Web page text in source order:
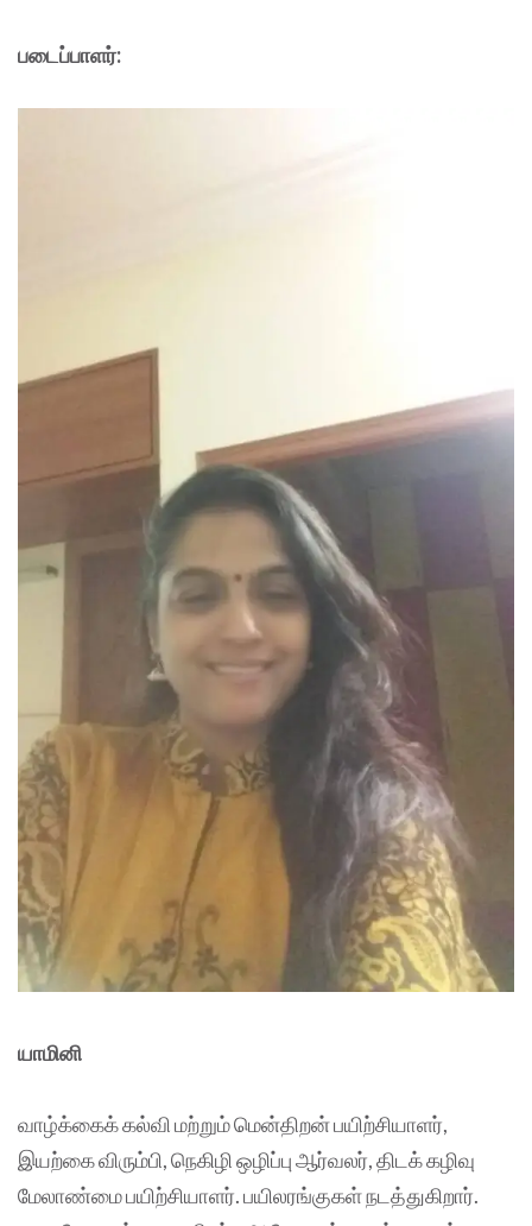
படைப்பாளர்:
யாமினி
வாழ்க்கைக் கல்வி மற்றும் மென்திறன் பயிற்சியாளர்,
இயற்கை விரும்பி, நெகிழி ஒழிப்பு ஆர்வலர், திடக் கழிவு
மேலாண்மை பயிற்சியாளர். பயிலரங்குகள் நடத்துகிறார்.